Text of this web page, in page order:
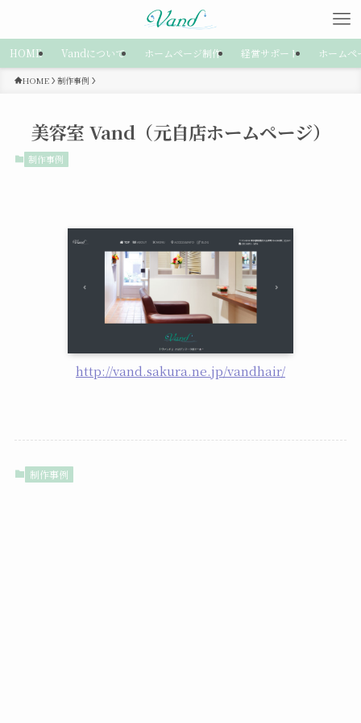
HOME Vandについて ホームページ制作 経営サポート ホームペ
HOME 制作事例
美容室 Vand（元自店ホームページ）
制作事例
http://vand.sakura.ne.jp/vandhair/
制作事例